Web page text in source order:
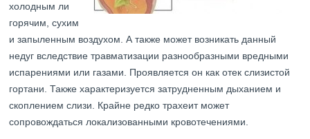
холодным ли
горячим, сухим
и запыленным воздухом. А также может возникать данный
недуг вследствие травматизации разнообразными вредными
испарениями или газами. Проявляется он как отек слизистой
гортани. Также характеризуется затрудненным дыханием и
скоплением слизи. Крайне редко трахеит может
сопровождаться локализованными кровотечениями.